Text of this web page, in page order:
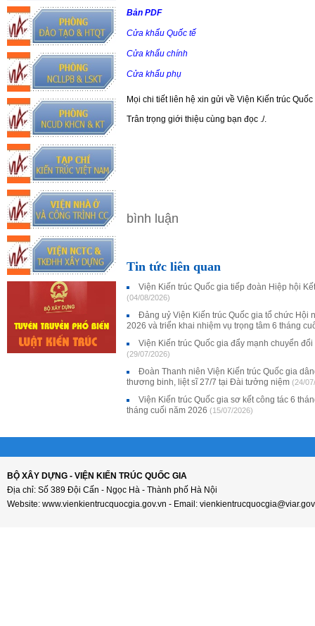
Bản PDF
Cửa khẩu Quốc tế
Cửa khẩu chính
Cửa khẩu phụ
Mọi chi tiết liên hệ xin gửi về Viện Kiến trúc
Trân trọng giới thiệu cùng bạn đọc ./.
bình luận
Tin tức liên quan
Viện Kiến trúc Quốc gia tiếp đoàn Hiệp hội
(04/08/2026)
Đảng uỷ Viện Kiến trúc Quốc gia tổ chức Hội
2026 và triển khai nhiệm vụ trọng tâm 6 tháng
Viện Kiến trúc Quốc gia đẩy mạnh chuyển
(29/07/2026)
Đoàn Thanh niên Viện Kiến trúc Quốc gia
thương binh, liệt sĩ 27/7 tại Đài tưởng niệm (24/
Viện Kiến trúc Quốc gia sơ kết công tác 6
tháng cuối năm 2026 (15/07/2026)
BỘ XÂY DỰNG - VIỆN KIẾN TRÚC QUỐC GIA
Địa chỉ: Số 389 Đội Cấn - Ngọc Hà - Thành phố Hà Nội
Website: www.vienkientrucquocgia.gov.vn - Email: